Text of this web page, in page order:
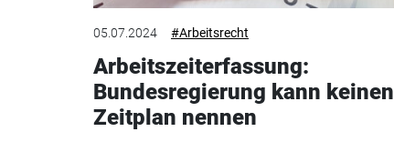
05.07.2024 #Arbeitsrecht
Arbeitszeiterfassung:
Bundesregierung kann keinen
Zeitplan nennen